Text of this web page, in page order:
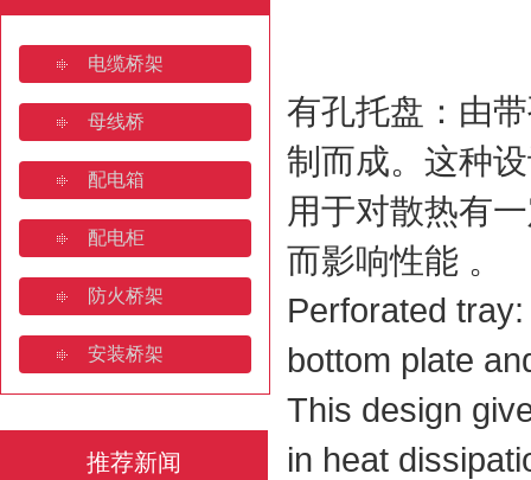
电缆桥架
母线桥
配电箱
配电柜
防火桥架
安装桥架
推荐新闻
有孔托盘：由
制而成。这种
用于对散热有
而影响性能 。​
Perforated
bottom plate
This design
in heat